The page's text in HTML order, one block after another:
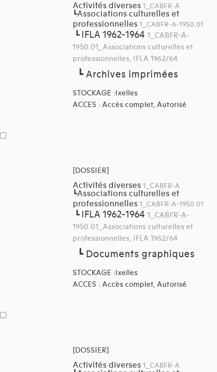
Activités diverses 1_CABFR-A
┗Associations culturelles et
professionnelles 1_CABFR-A-1950.01
┗ IFLA 1962-1964 1_CABFR-A-
1950.01_Associations culturelles et
professionnelles, IFLA 1962/64
┗Archives imprimées
STOCKAGE :Ixelles
ACCES : Accès complet, Autorisé
[DOSSIER]
Activités diverses 1_CABFR-A
┗Associations culturelles et
professionnelles 1_CABFR-A-1950.01
┗ IFLA 1962-1964 1_CABFR-A-
1950.01_Associations culturelles et
professionnelles, IFLA 1962/64
┗Documents graphiques
STOCKAGE :Ixelles
ACCES : Accès complet, Autorisé
[DOSSIER]
Activités diverses 1_CABFR-A